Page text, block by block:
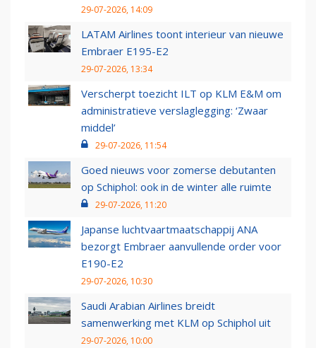
29-07-2026, 14:09
LATAM Airlines toont interieur van nieuwe
Embraer E195-E2
29-07-2026, 13:34
Verscherpt toezicht ILT op KLM E&M om
administratieve verslaglegging: ‘Zwaar
middel’
29-07-2026, 11:54
Goed nieuws voor zomerse debutanten
op Schiphol: ook in de winter alle ruimte
29-07-2026, 11:20
Japanse luchtvaartmaatschappij ANA
bezorgt Embraer aanvullende order voor
E190-E2
29-07-2026, 10:30
Saudi Arabian Airlines breidt
samenwerking met KLM op Schiphol uit
29-07-2026, 10:00